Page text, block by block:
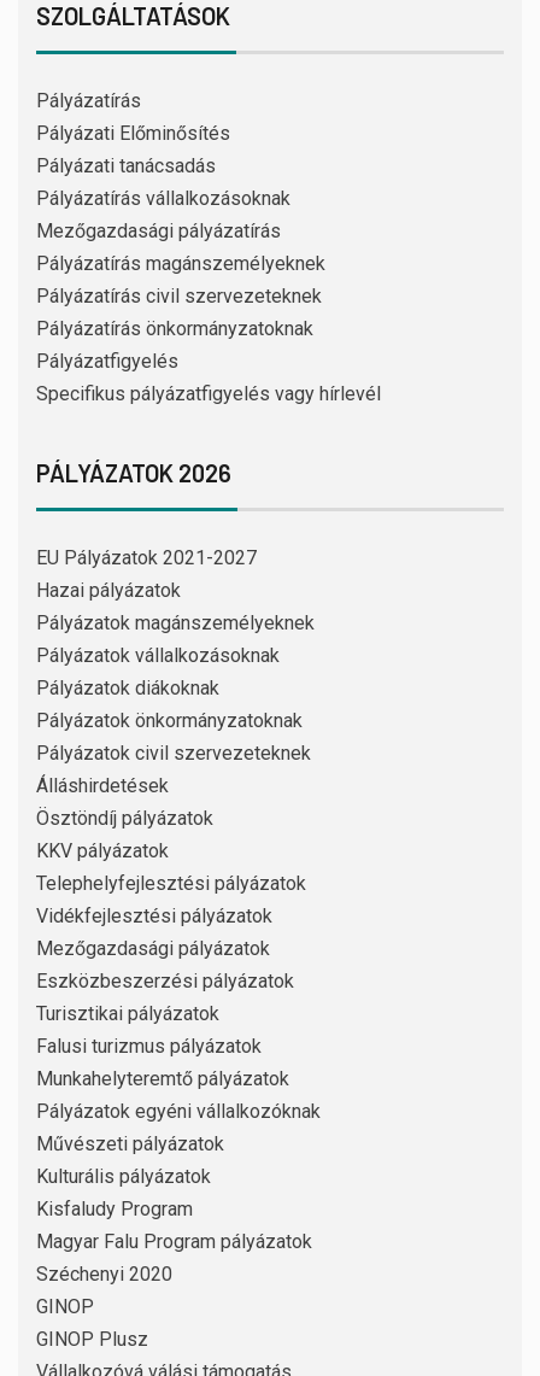
SZOLGÁLTATÁSOK
Pályázatírás
Pályázati Előminősítés
Pályázati tanácsadás
Pályázatírás vállalkozásoknak
Mezőgazdasági pályázatírás
Pályázatírás magánszemélyeknek
Pályázatírás civil szervezeteknek
Pályázatírás önkormányzatoknak
Pályázatfigyelés
Specifikus pályázatfigyelés vagy hírlevél
PÁLYÁZATOK 2026
EU Pályázatok 2021-2027
Hazai pályázatok
Pályázatok magánszemélyeknek
Pályázatok vállalkozásoknak
Pályázatok diákoknak
Pályázatok önkormányzatoknak
Pályázatok civil szervezeteknek
Álláshirdetések
Ösztöndíj pályázatok
KKV pályázatok
Telephelyfejlesztési pályázatok
Vidékfejlesztési pályázatok
Mezőgazdasági pályázatok
Eszközbeszerzési pályázatok
Turisztikai pályázatok
Falusi turizmus pályázatok
Munkahelyteremtő pályázatok
Pályázatok egyéni vállalkozóknak
Művészeti pályázatok
Kulturális pályázatok
Kisfaludy Program
Magyar Falu Program pályázatok
Széchenyi 2020
GINOP
GINOP Plusz